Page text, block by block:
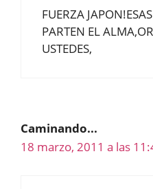
FUERZA
PARTEN EL
USTEDES,
Caminando...
18 marzo, 2011 a las